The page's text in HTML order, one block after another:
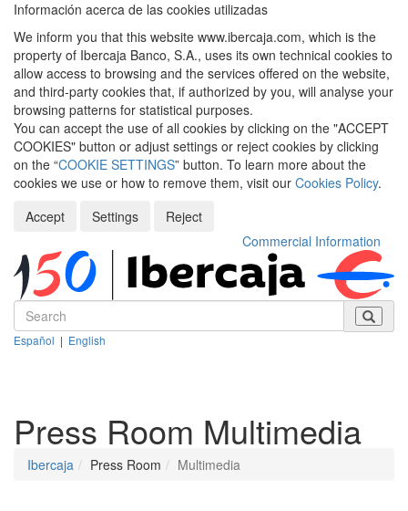
Información acerca de las cookies utilizadas
We inform you that this website www.ibercaja.com, which is the
property of Ibercaja Banco, S.A., uses its own technical cookies to
allow access to browsing and the services offered on the website,
and third-party cookies that, if authorized by you, will analyse your
browsing patterns for statistical purposes.
You can accept the use of all cookies by clicking on the "ACCEPT
COOKIES" button or adjust settings or reject cookies by clicking
on the “COOKIE SETTINGS” button. To learn more about the
cookies we use or how to remove them, visit our Cookies Policy.
Accept
Settings
Reject
Commercial Information
Español | English
Press Room Multimedia
Ibercaja Press Room Multimedia